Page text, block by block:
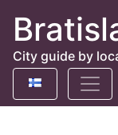
City guide by